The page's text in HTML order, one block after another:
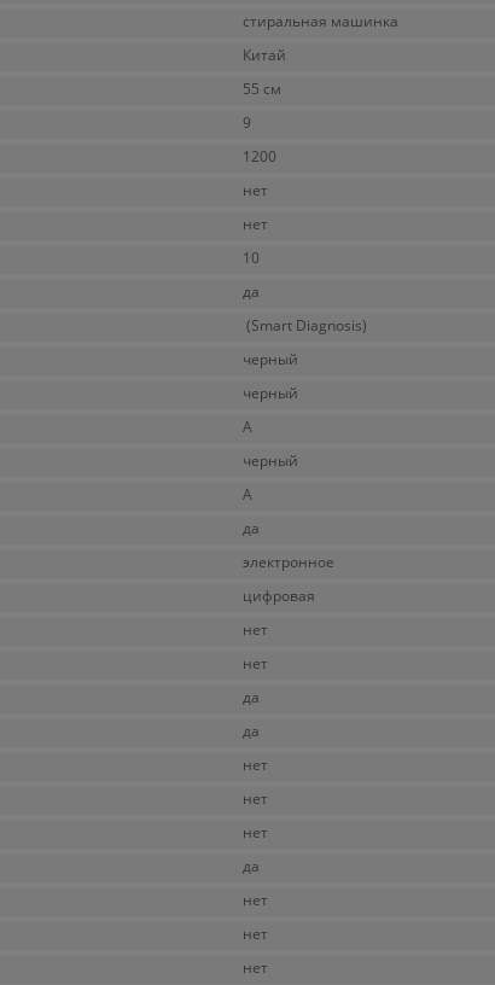
стиральная машинка
Китай
55 см
9
1200
нет
нет
10
да
(Smart Diagnosis)
черный
черный
A
черный
A
да
электронное
цифровая
нет
нет
да
да
нет
нет
нет
да
нет
нет
нет